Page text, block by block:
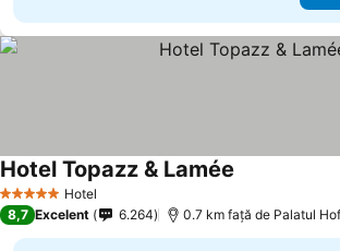
5 Stele Hotel
Hotel Topazz & Lamée
8,7 Excelent 6.264 0.7 km faţă de Palatul